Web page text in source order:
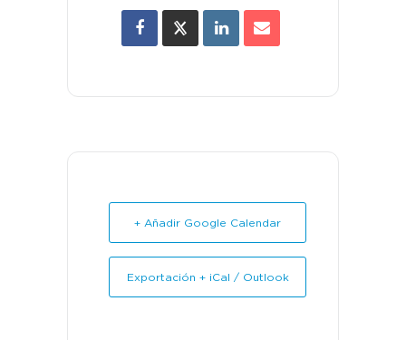
+ Añadir Google Calendar
Exportación + iCal / Outlook